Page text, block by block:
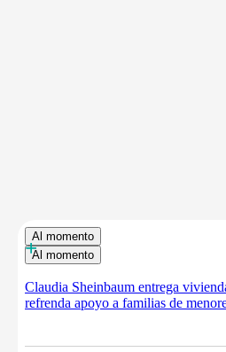
Al momento
Al momento
+
Claudia Sheinbaum entrega
refrenda apoyo a familias de